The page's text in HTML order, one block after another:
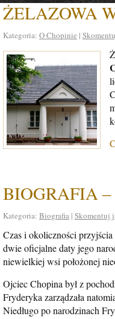
ŻELAZOWA
Kategoria: O Chopinie |
BIOGRAFIA –
Kategoria: Biografia | Skomentuj
Czas i okoliczności
dwie oficjalne daty jego
niewielkiej wsi położonej
Ojciec Chopina był z
Fryderyka zarządzała
Niedługo po narodzinach